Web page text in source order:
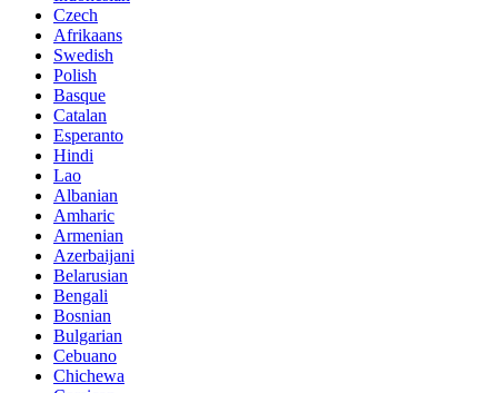
Czech
Afrikaans
Swedish
Polish
Basque
Catalan
Esperanto
Hindi
Lao
Albanian
Amharic
Armenian
Azerbaijani
Belarusian
Bengali
Bosnian
Bulgarian
Cebuano
Chichewa